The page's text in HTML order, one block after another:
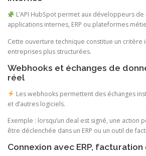
L’API HubSpot permet aux développeurs
applications internes, ERP ou plateformes
Cette ouverture technique constitue un critère
entreprises plus structurées.
Webhooks et échanges de
réel
Les webhooks permettent des échanges
et d’autres logiciels.
Exemple : lorsqu’un deal est signé, une action
être déclenchée dans un ERP ou un outil de
Connexion avec ERP,